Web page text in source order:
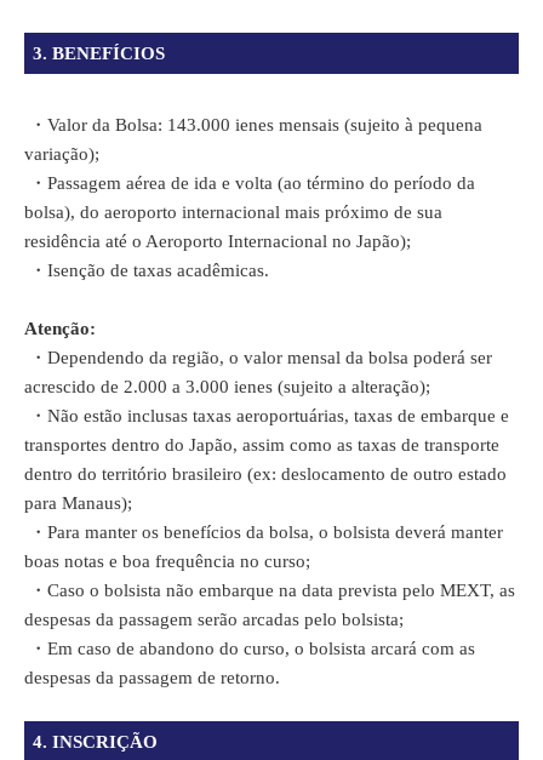
3. BENEFÍCIOS
・ Valor da Bolsa: 143.000 ienes mensais (sujeito à pequena
variação);
・ Passagem aérea de ida e volta (ao término do período da
bolsa), do aeroporto internacional mais próximo de sua
residência até o Aeroporto Internacional no Japão);
・ Isenção de taxas acadêmicas.
Atenção:
・ Dependendo da região, o valor mensal da bolsa poderá ser
acrescido de 2.000 a 3.000 ienes (sujeito a alteração);
・ Não estão inclusas taxas aeroportuárias, taxas de embarque e
transportes dentro do Japão, assim como as taxas de transporte
dentro do território brasileiro (ex: deslocamento de outro estado
para Manaus);
・ Para manter os benefícios da bolsa, o bolsista deverá manter
boas notas e boa frequência no curso;
・ Caso o bolsista não embarque na data prevista pelo MEXT, as
despesas da passagem serão arcadas pelo bolsista;
・ Em caso de abandono do curso, o bolsista arcará com as
despesas da passagem de retorno.
4. INSCRIÇÃO